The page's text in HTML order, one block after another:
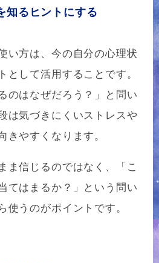
知るヒントにする
い方は、今の自分の心理状
として活用することです。
のはなぜだろう？」と問い
は気づきにくいストレスや
きやすくなります。
ま信じるのではなく、「こ
てはまるか？」という問い
使うのがポイントです。